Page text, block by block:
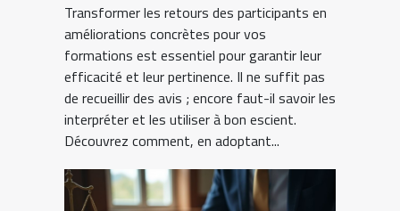
Transformer les retours des participants en
améliorations concrètes pour vos
formations est essentiel pour garantir leur
efficacité et leur pertinence. Il ne suffit pas
de recueillir des avis ; encore faut-il savoir les
interpréter et les utiliser à bon escient.
Découvrez comment, en adoptant...